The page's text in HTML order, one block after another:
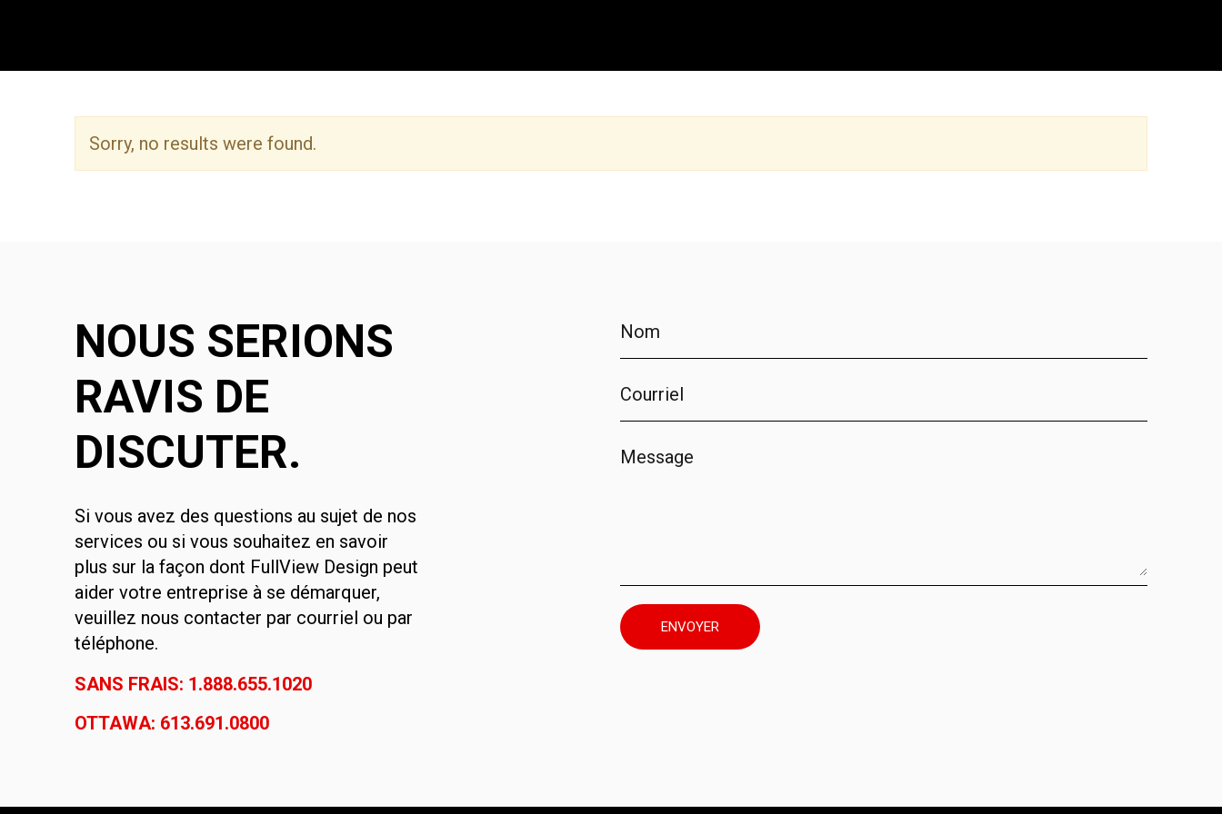
Sorry, no results were found.
NOUS SERIONS
RAVIS DE
DISCUTER.
Si vous avez des questions au sujet de nos
services ou si vous souhaitez en savoir
plus sur la façon dont FullView Design peut
aider votre entreprise à se démarquer,
veuillez nous contacter par courriel ou par
téléphone.
SANS FRAIS: 1.888.655.1020
OTTAWA: 613.691.0800